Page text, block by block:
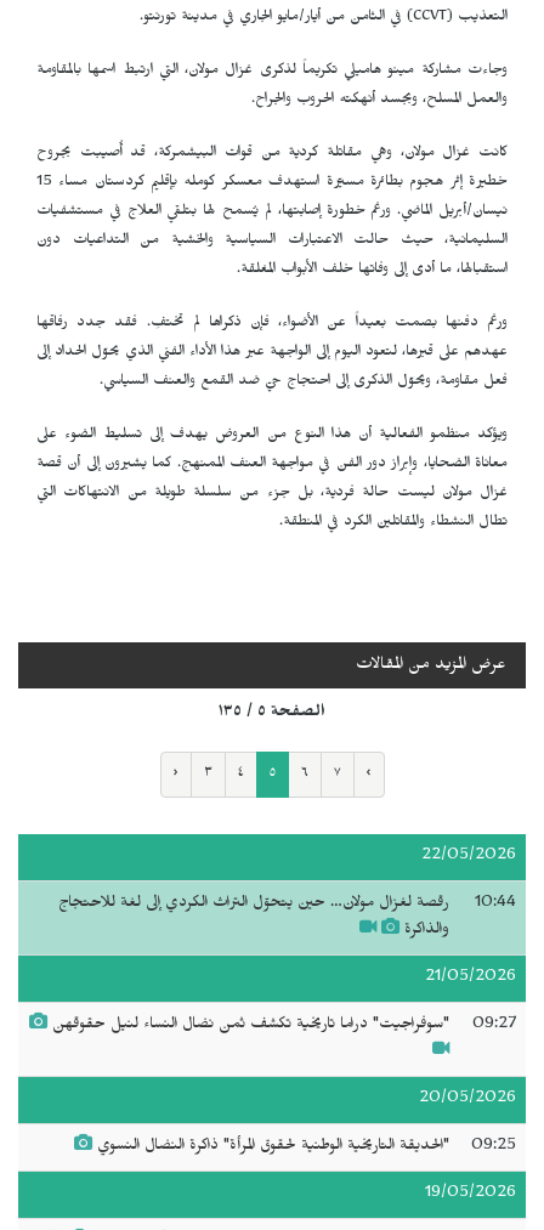
التعذيب (CCVT) في الثامن من أيار/مايو الجاري في مدينة تورنتو.
وجاءت مشاركة مينو هاميلي تكريماً لذكرى غزال مولان، التي ارتبط اسمها بالمقاومة
والعمل المسلح، وبجسد أنهكته الحروب والجراح.
كانت غزال مولان، وهي مقاتلة كردية من قوات البيشمركة، قد أُصيبت بجروح
خطيرة إثر هجوم بطائرة مسيّرة استهدف معسكر كومله بإقليم كردستان مساء 15
نيسان/أبريل الماضي. ورغم خطورة إصابتها، لم يُسمح لها بتلقي العلاج في مستشفيات
السليمانية، حيث حالت الاعتبارات السياسية والخشية من التداعيات دون
استقبالها، ما أدى إلى وفاتها خلف الأبواب المغلقة.
ورغم دفنها بصمت بعيداً عن الأضواء، فإن ذكراها لم تختفِ. فقد جدد رفاقها
عهدهم على قبرها، لتعود اليوم إلى الواجهة عبر هذا الأداء الفني الذي يحوّل الحداد إلى
فعل مقاومة، ويحوّل الذكرى إلى احتجاج حيّ ضد القمع والعنف السياسي.
ويؤكد منظمو الفعالية أن هذا النوع من العروض يهدف إلى تسليط الضوء على
معاناة الضحايا، وإبراز دور الفن في مواجهة العنف الممنهج. كما يشيرون إلى أن قصة
غزال مولان ليست حالة فردية، بل جزء من سلسلة طويلة من الانتهاكات التي
تطال النشطاء والمقاتلين الكرد في المنطقة.
عرض المزيد من المقالات
الصفحة ٥ / ١٣٥
‹ ٣ ٤ ٥ ٦ ٧ ›
22/05/2026
10:44
رقصة لغزال مولان… حين يتحوّل التراث الكردي إلى لغة للاحتجاج
والذاكرة
21/05/2026
09:27 "سوفراجيت" دراما تاريخية تكشف ثمن نضال النساء لنيل حقوقهن
20/05/2026
09:25 "الحديقة التاريخية الوطنية لحقوق المرأة" ذاكرة النضال النسوي
19/05/2026